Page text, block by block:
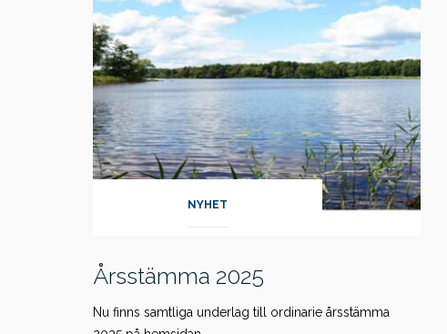
NYHET
Årsstämma 2025
Nu finns samtliga underlag till ordinarie årsstämma